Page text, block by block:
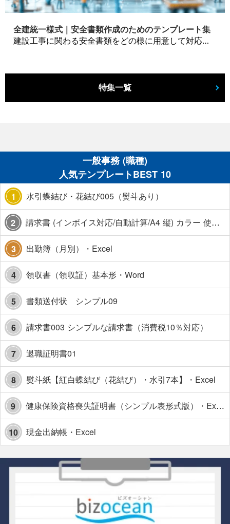
全建統一様式｜安全書類作成のためのテンプレート集
建設工事に関わる安全書類をどの様に用意して対応するか？関連書式テンプレートから書き方の注意点などの役立つコラムをbizoceanがお届けします。
特集一覧
一般事務 (職種)
人気テンプレートBEST 10
1 水引蝶結び・花結び005（熨斗あり）
2 請求書 (インボイス対応/自動計算/A4 縦) カラー 使い方解説あり
3 出勤簿（月別）・Excel
4 領収書（領収証）基本形・Word
5 書類送付状 シンプル09
6 請求書003 シンプルな請求書（消費税10％対応）
7 退職証明書01
8 熨斗紙【紅白蝶結び（花結び）・水引7本】・Excel
9 健康保険資格喪失証明書（シンプル表形式版）・Excel【見本付き】
10 現金出納帳・Excel